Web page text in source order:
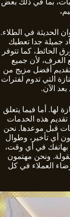
بما في ذلك بعض
الحديثة في الطلاء.
جميلة جدا تعطيك
الحائط، كما تتوفر
لأن جميع
تقديم أفضل مزيج من
التي تدوم لفترات
الآن.
أما فيما يتعلق
تقديم هذه الخدمات
قبل موعدها. نحن
في اليوم دون أي تأخير، وطوال
بهاتفك في أي وقت،
ونحن مهتمون
العملاء في كل